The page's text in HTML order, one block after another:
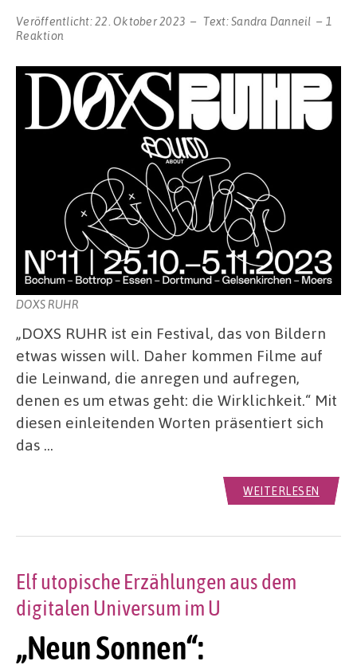
Veröffentlicht: 22. Oktober 2023 Text: Sandra Danneil
1
Reaktion
DOXS RUHR
„DOXS RUHR ist ein Festival, das von Bildern
etwas wissen will. Daher kommen Filme auf
die Leinwand, die anregen und aufregen,
denen es um etwas geht: die Wirklichkeit.“ Mit
diesen einleitenden Worten präsentiert sich
das …
WEITERLESEN
„Neun Sonnen“:
Elf utopische Erzählungen aus dem
digitalen Universum im U